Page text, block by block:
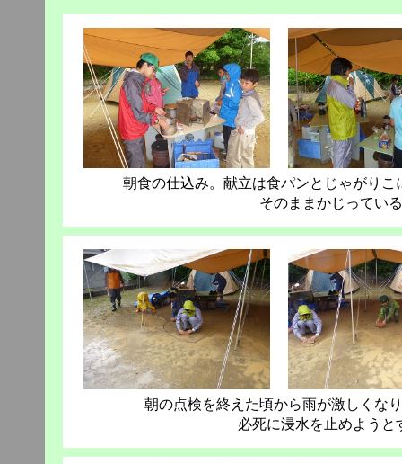
朝食の仕込み。献立は食パンとじゃがり
そのままかじってい
朝の点検を終えた頃から雨が激しくな
必死に浸水を止めようと